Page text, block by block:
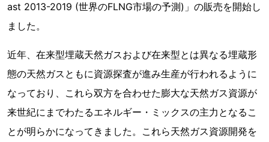
ast 2013-2019 (世界のFLNG市場の予測)」の販売を開始し
ました。
近年、在来型埋蔵天然ガスおよび在来型とは異なる埋蔵形
態の天然ガスともに資源探査が進み生産が行われるように
なっており、これら双方を合わせた膨大な天然ガス資源が
来世紀にまでわたるエネルギー・ミックスの主力となるこ
とが明らかになってきました。これら天然ガス資源開発を